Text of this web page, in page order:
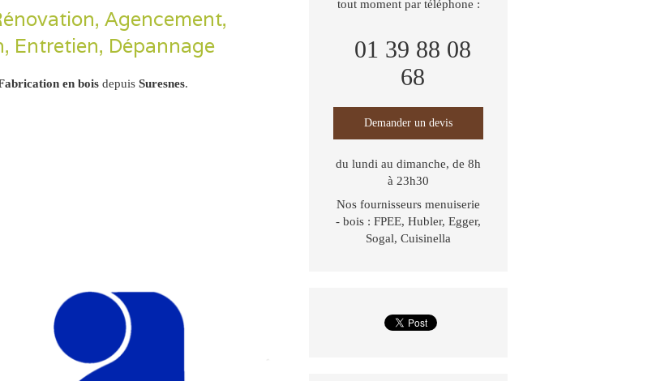
Agencement,
Entretien, Dépannage
en bois depuis Suresnes.
tout moment par téléphone :
01 39 88 08
68
Demander un devis
du lundi au dimanche, de 8h
à 23h30
Nos fournisseurs menuiserie
- bois : ​FPEE, Hubler, Egger,
Sogal, Cuisinella